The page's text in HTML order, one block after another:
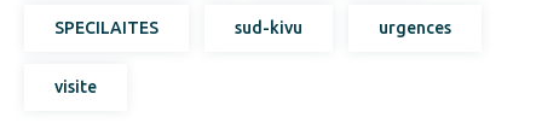
SPECILAITES sud-kivu urgences
visite